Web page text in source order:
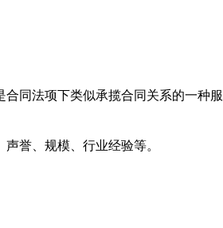
同法项下类似承揽合同关系的一种服
誉、规模、行业经验等。